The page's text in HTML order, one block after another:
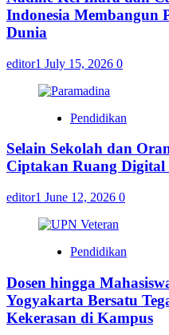
Indonesia Membangun
Dunia
editor1 July 15, 2026 0
Pendidikan
Selain Sekolah dan
Ciptakan Ruang
editor1 June 12, 2026 0
Pendidikan
Dosen hingga
Yogyakarta Bersatu
Kekerasan di Kampus